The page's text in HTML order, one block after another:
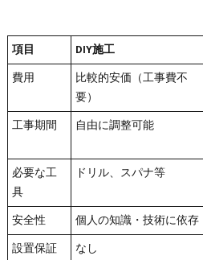
項目 DIY施工
費用
比較的安価（工事費不
要）
工事期間 自由に調整可能
必要な工
具
ドリル、スパナ等
安全性 個人の知識・技術に依存
設置保証
なし